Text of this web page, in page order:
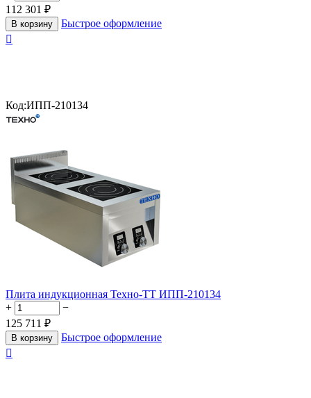
112 301 ₽
В корзину
Быстрое оформление

Код:ИПП-210134
Плита индукционная Техно-ТТ ИПП-210134
+
−
125 711 ₽
В корзину
Быстрое оформление
